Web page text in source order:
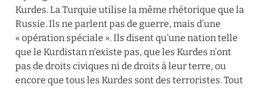
Kurdes. La Turquie utilise la même rhétorique que la
Russie. Ils ne parlent pas de guerre, mais d’une
« opération spéciale ». Ils disent qu’une nation telle
que le Kurdistan n’existe pas, que les Kurdes n’ont
pas de droits civiques ni de droits à leur terre, ou
encore que tous les Kurdes sont des terroristes. Tout